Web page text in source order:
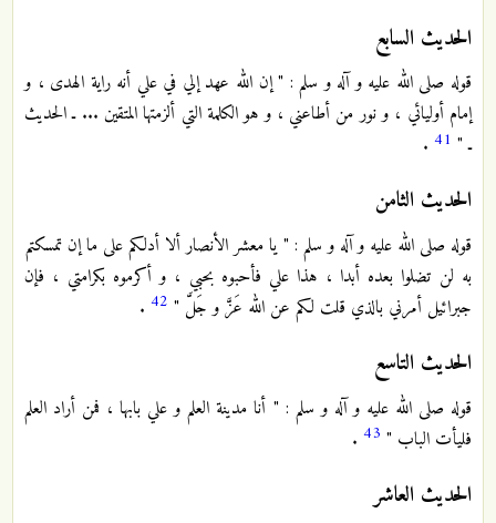
الحديث السابع
قوله صلى الله عليه و آله و سلم : " إن الله عهد إلي في علي أنه راية الهدى ، و
إمام أوليائي ، و نور من أطاعني ، و هو الكلمة التي ألزمتها المتقين ... ـ الحديث
ـ " 41
.
الحديث الثامن
قوله صلى الله عليه و آله و سلم : " يا معشر الأنصار ألا أدلكم على ما إن تمسكتم
به لن تضلوا بعده أبدا ، هذا علي فأحبوه بحبي ، و أكرموه بكرامتي ، فإن
جبرائيل أمرني بالذي قلت لكم عن الله عَزَّ و جَلَّ " 42
.
الحديث التاسع
قوله صلى الله عليه و آله و سلم : " أنا مدينة العلم و علي بابها ، فمن أراد العلم
فليأت الباب " 43
.
الحديث العاشر